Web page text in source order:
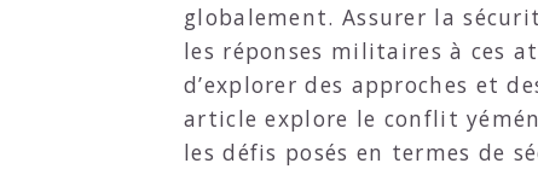
globalement. Assurer la
les réponses militaires à ces
d’explorer des approches et
article explore le conflit
les défis posés en termes de